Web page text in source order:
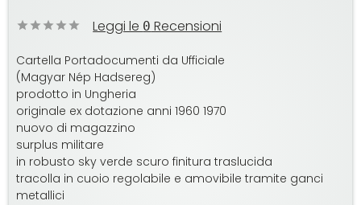
Leggi le 0 Recensioni
Cartella Portadocumenti da Ufficiale
(Magyar Nép Hadsereg)
prodotto in Ungheria
originale ex dotazione anni 1960 1970
nuovo di magazzino
surplus militare
in robusto sky verde scuro finitura traslucida
tracolla in cuoio regolabile e amovibile tramite ganci
metallici